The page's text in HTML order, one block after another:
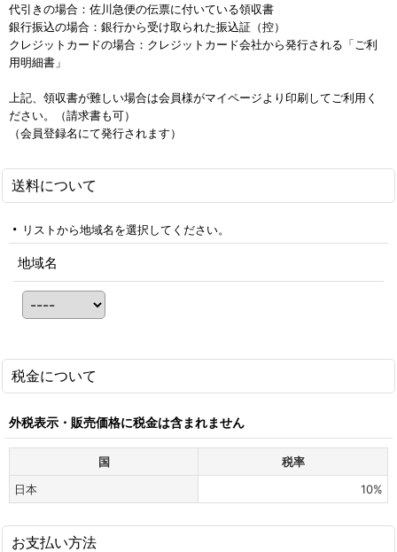
代引きの場合：佐川急便の伝票に付いている領収書
銀行振込の場合：銀行から受け取られた振込証（控）
クレジットカードの場合：クレジットカード会社から発行される「ご利
用明細書」
上記、領収書が難しい場合は会員様がマイページより印刷してご利用く
ださい。（請求書も可）
（会員登録名にて発行されます）
送料について
リストから地域名を選択してください。
地域名
税金について
外税表示・販売価格に税金は含まれません
国
税率
日本
10%
お支払い方法